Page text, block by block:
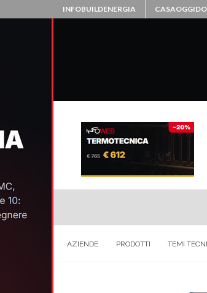
INFOBUILDENERGIA
AZIENDE PRODOTTI TEMI